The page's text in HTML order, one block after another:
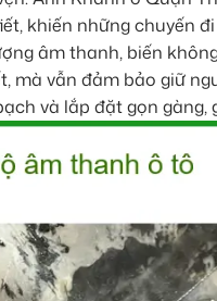
khiến những chuyến
âm thanh, biến
mà vẫn đảm bảo giữ
và lắp đặt gọn